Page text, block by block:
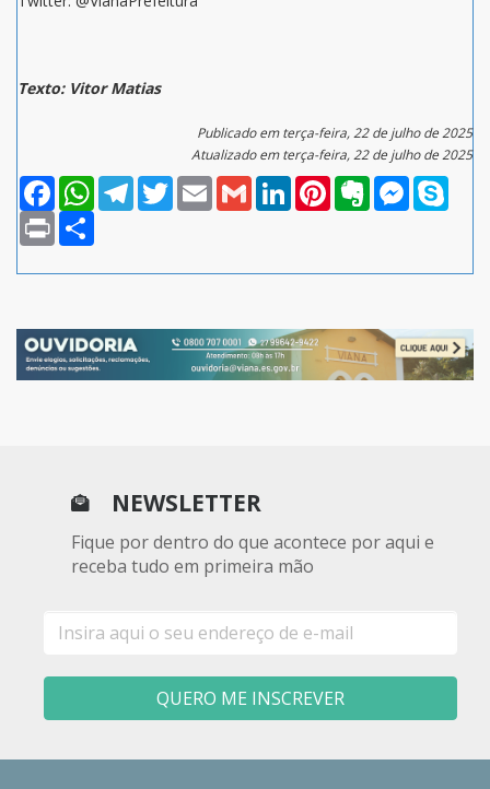
Texto: Vitor Matias
Publicado em terça-feira, 22 de julho de 2025
Atualizado em terça-feira, 22 de julho de 2025
FacebookWhatsAppTelegramTwitterEmail Gmail LinkedInPinterestEvernoteMessenger
Print
NEWSLETTER
Fique por dentro do que acontece por aqui e
receba tudo em primeira mão
mail
QUERO ME INSCREVER